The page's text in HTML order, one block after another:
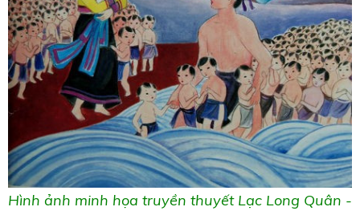
Hình ảnh minh họa truyền thuyết Lạc Long Quân -